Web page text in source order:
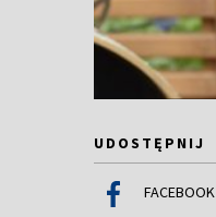
UDOSTĘPNIJ
FACEBOOK